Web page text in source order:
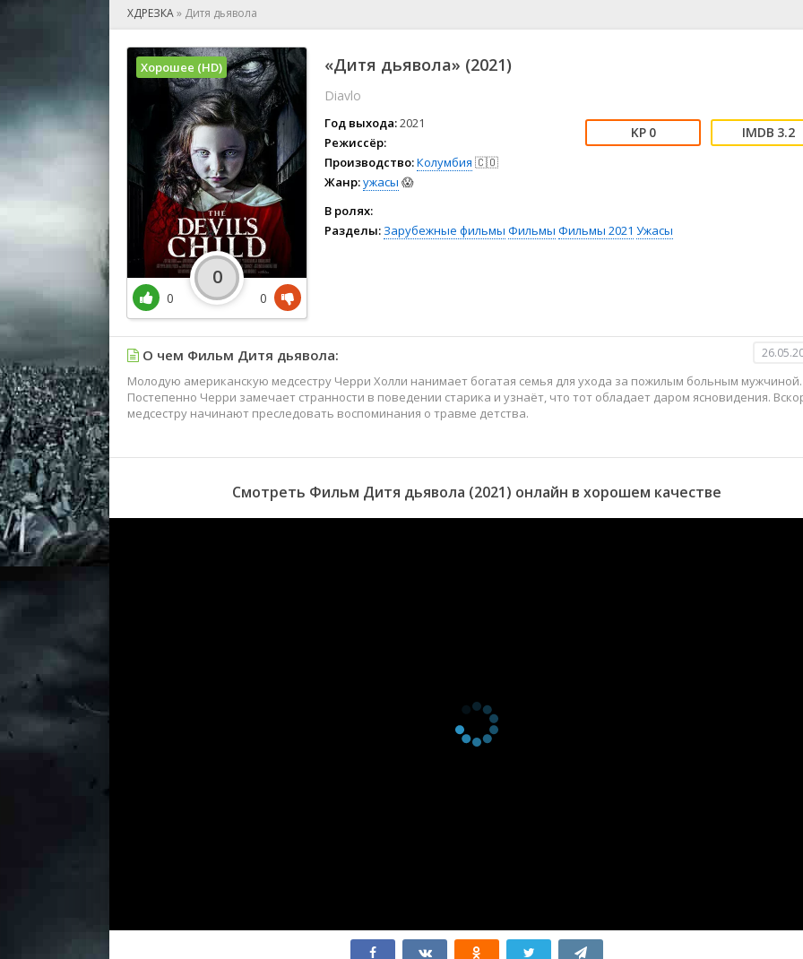
🕺 Мюзикл
👨‍💻 Реальное тв
🎤 Ток-шоу
😱 Ужасы
🧙‍♀️ Фантастика
🤠 Фильм-нуар
🧝‍♂️ Фэнтези
🏅 Церемония
ХДРЕЗКА» Дитя дьявола
«Дитя дьявола» (2021)
Diavlo
Год выхода:2021
Режиссёр:
Производство:Колумбия 🇨🇴
Жанр:ужасы 😱
0 3.2
В ролях:
Разделы: Зарубежные фильмы Фильмы Фильмы 2021 Ужасы
Хорошее (HD)
0
0
0
О чем Фильм Дитя дьявола:
Молодую американскую медсестру Черри Холли нанимает богатая семья для ухода за пожилым больным мужчиной.
Постепенно Черри замечает странности в поведении старика и узнаёт, что тот обладает даром ясновидения.
медсестру начинают преследовать воспоминания о травме детства.
Смотреть Фильм Дитя дьявола (2021) онлайн в хорошем качестве